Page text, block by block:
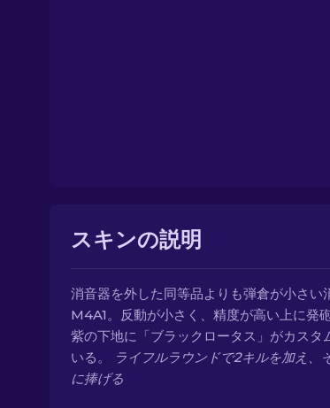
スキンの説明
消音器を外した同等品よりも弾倉が小さい
M4A1。反動が小さく、精度が高い上に発
紫の下地に「ブラックロータス」がカスタ
いる。
ライフルラウンドで2キルを加え、
に捧げる